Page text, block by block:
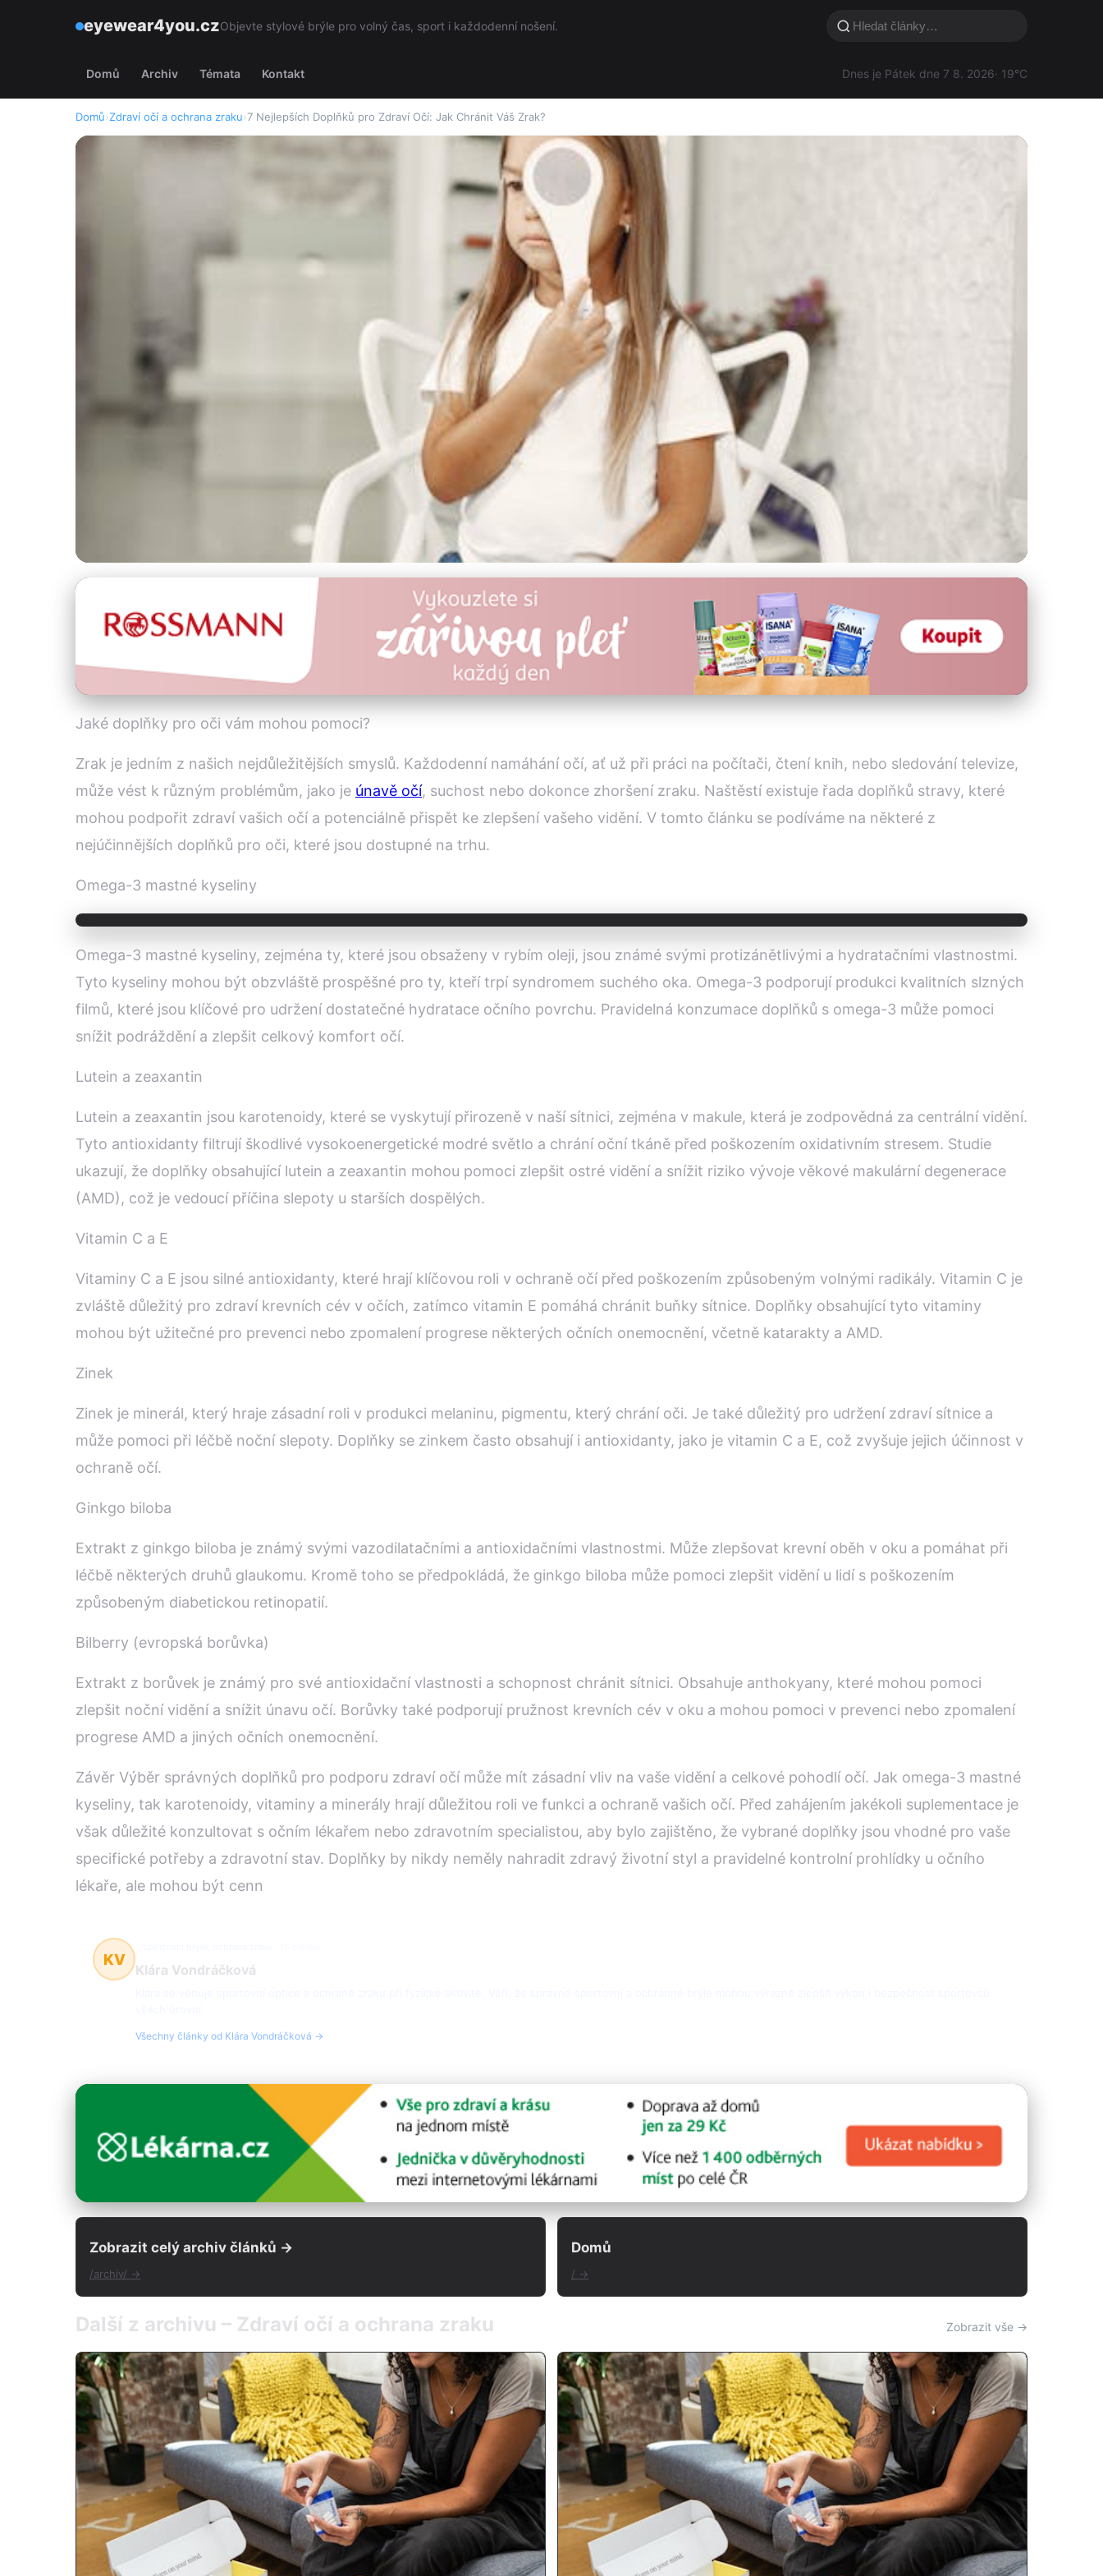
eyewear4you.czObjevte stylové brýle pro volný čas, sport i každodenní nošení.
Domů Archiv Témata Kontakt Dnes je Pátek dne 7 8. 2026· 19°C
Domů›Zdraví očí a ochrana zraku›7 Nejlepších Doplňků pro Zdraví Očí: Jak Chránit Váš Zrak?
7 Nejlepších Doplňků pro Zdraví Očí: Jak Chránit Váš Zrak?
· 4 min čtení · Autor: Klára Vondráčková
Jaké doplňky pro oči vám mohou pomoci?
Zrak je jedním z našich nejdůležitějších smyslů. Každodenní namáhání očí, ať už při práci na počítači, čtení knih, nebo sledování televize,
může vést k různým problémům, jako je únavě očí, suchost nebo dokonce zhoršení zraku. Naštěstí existuje řada doplňků stravy, které
mohou podpořit zdraví vašich očí a potenciálně přispět ke zlepšení vašeho vidění. V tomto článku se podíváme na některé z
nejúčinnějších doplňků pro oči, které jsou dostupné na trhu.
Omega-3 mastné kyseliny
Omega-3 mastné kyseliny, zejména ty, které jsou obsaženy v rybím oleji, jsou známé svými protizánětlivými a hydratačními vlastnostmi.
Tyto kyseliny mohou být obzvláště prospěšné pro ty, kteří trpí syndromem suchého oka. Omega-3 podporují produkci kvalitních slzných
filmů, které jsou klíčové pro udržení dostatečné hydratace očního povrchu. Pravidelná konzumace doplňků s omega-3 může pomoci
snížit podráždění a zlepšit celkový komfort očí.
Lutein a zeaxantin
Lutein a zeaxantin jsou karotenoidy, které se vyskytují přirozeně v naší sítnici, zejména v makule, která je zodpovědná za centrální vidění.
Tyto antioxidanty filtrují škodlivé vysokoenergetické modré světlo a chrání oční tkáně před poškozením oxidativním stresem. Studie
ukazují, že doplňky obsahující lutein a zeaxantin mohou pomoci zlepšit ostré vidění a snížit riziko vývoje věkové makulární degenerace
(AMD), což je vedoucí příčina slepoty u starších dospělých.
Vitamin C a E
Vitaminy C a E jsou silné antioxidanty, které hrají klíčovou roli v ochraně očí před poškozením způsobeným volnými radikály. Vitamin C je
zvláště důležitý pro zdraví krevních cév v očích, zatímco vitamin E pomáhá chránit buňky sítnice. Doplňky obsahující tyto vitaminy
mohou být užitečné pro prevenci nebo zpomalení progrese některých očních onemocnění, včetně katarakty a AMD.
Zinek
Zinek je minerál, který hraje zásadní roli v produkci melaninu, pigmentu, který chrání oči. Je také důležitý pro udržení zdraví sítnice a
může pomoci při léčbě noční slepoty. Doplňky se zinkem často obsahují i antioxidanty, jako je vitamin C a E, což zvyšuje jejich účinnost v
ochraně očí.
Ginkgo biloba
Extrakt z ginkgo biloba je známý svými vazodilatačními a antioxidačními vlastnostmi. Může zlepšovat krevní oběh v oku a pomáhat při
léčbě některých druhů glaukomu. Kromě toho se předpokládá, že ginkgo biloba může pomoci zlepšit vidění u lidí s poškozením
způsobeným diabetickou retinopatií.
Bilberry (evropská borůvka)
Extrakt z borůvek je známý pro své antioxidační vlastnosti a schopnost chránit sítnici. Obsahuje anthokyany, které mohou pomoci
zlepšit noční vidění a snížit únavu očí. Borůvky také podporují pružnost krevních cév v oku a mohou pomoci v prevenci nebo zpomalení
progrese AMD a jiných očních onemocnění.
Závěr Výběr správných doplňků pro podporu zdraví očí může mít zásadní vliv na vaše vidění a celkové pohodlí očí. Jak omega-3 mastné
kyseliny, tak karotenoidy, vitaminy a minerály hrají důležitou roli ve funkci a ochraně vašich očí. Před zahájením jakékoli suplementace je
však důležité konzultovat s očním lékařem nebo zdravotním specialistou, aby bylo zajištěno, že vybrané doplňky jsou vhodné pro vaše
specifické potřeby a zdravotní stav. Doplňky by nikdy neměly nahradit zdravý životní styl a pravidelné kontrolní prohlídky u očního
lékaře, ale mohou být cenn
KV
Klára Vondráčková
Všechny články od Klára Vondráčková →
Zobrazit celý archiv článků →
/archiv/ →
Domů
/ →
Další z archivu – Zdraví očí a ochrana zraku Zobrazit vše →